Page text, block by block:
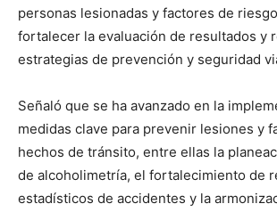
personas lesionadas y factores de
fortalecer la evaluación de resultados y
estrategias de prevención y seguridad
Señaló que se ha avanzado en la
medidas clave para prevenir lesiones y
hechos de tránsito, entre ellas la
de alcoholimetría, el fortalecimiento de
estadísticos de accidentes y la